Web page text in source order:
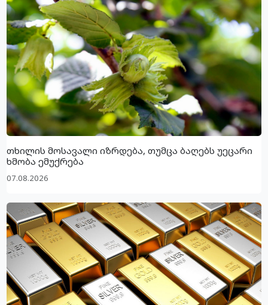
თხილის მოსავალი იზრდება, თუმცა ბაღებს უეცარი
ხმობა ემუქრება
07.08.2026